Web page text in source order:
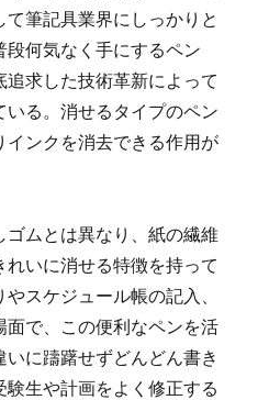
筆記具業界にしっかりと
何気なく手にするペン
求した技術革新によって
る。消せるタイプのペン
ンクを消去できる作用が
ゴムとは異なり、紙の繊維
いに消せる特徴を持って
スケジュール帳の記入、
面で、この便利なペンを活
に躊躇せずどんどん書き
生や計画をよく修正する